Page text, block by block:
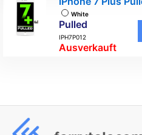
White
Pulled
IPH7P012
Ausverkauft